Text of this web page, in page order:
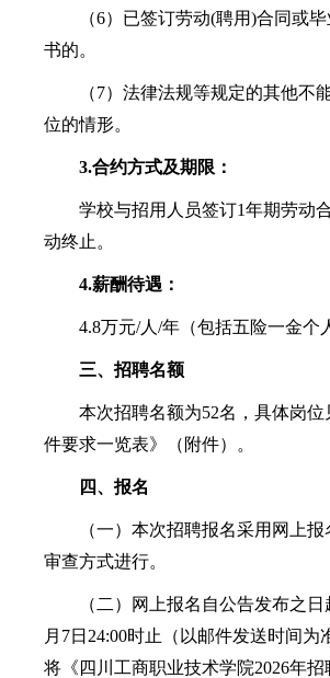
（6）已签订劳动(聘用)合同或
书的。
（7）法律法规等规定的其他不
位的情形。
3.合约方式及期限：
学校与招用人员签订1年期劳动
动终止。
4.薪酬待遇：
4.8万元/人/年（包括五险一金个
三、招聘名额
本次招聘名额为52名，具体岗位
件要求一览表》（附件）。
四、报名
（一）本次招聘报名采用网上
审查方式进行。
（二）网上报名自公告发布之日
月7日24:00时止（以邮件发送时间为
将《四川工商职业技术学院2026年